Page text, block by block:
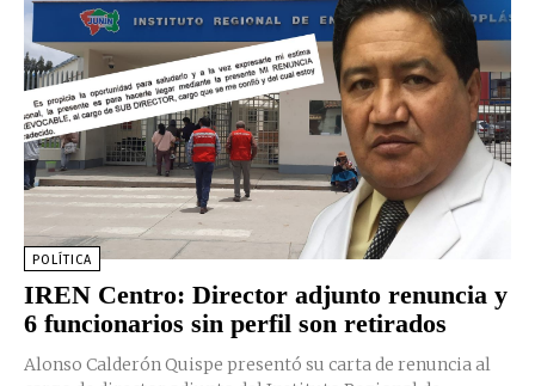
POLÍTICA
IREN Centro: Director adjunto renuncia y
6 funcionarios sin perfil son retirados
Alonso Calderón Quispe presentó su carta de renuncia al